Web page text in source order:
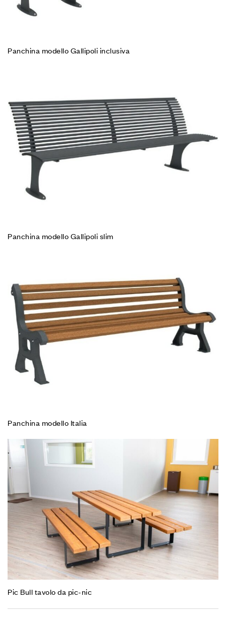
Panchina modello Gallipoli inclusiva
Panchina modello Gallipoli slim
Panchina modello Italia
Pic Bull tavolo da pic-nic